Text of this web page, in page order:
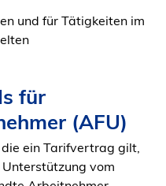
und für Tätigkeiten im
für
(AFU)
ein Tarifvertrag gilt,
vom